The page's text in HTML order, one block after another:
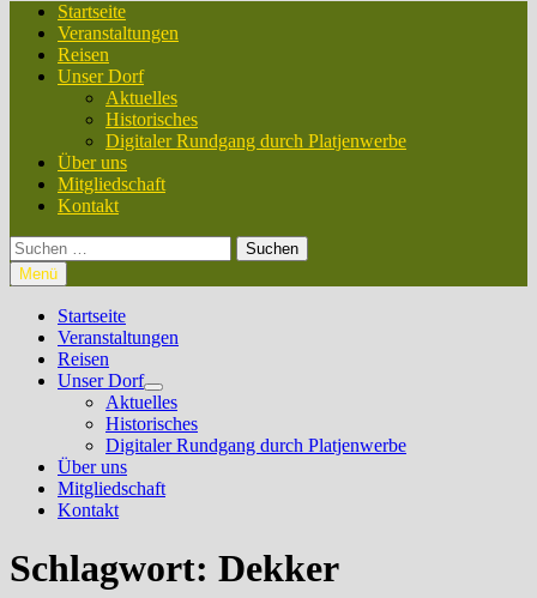
Startseite
Veranstaltungen
Reisen
Unser Dorf
Aktuelles
Historisches
Digitaler Rundgang durch Platjenwerbe
Über uns
Mitgliedschaft
Kontakt
Suchen
nach:
Menü
Startseite
Veranstaltungen
Reisen
Unser Dorf
Untermenü
anzeigen
Aktuelles
Historisches
Digitaler Rundgang durch Platjenwerbe
Über uns
Mitgliedschaft
Kontakt
Schlagwort: Dekker